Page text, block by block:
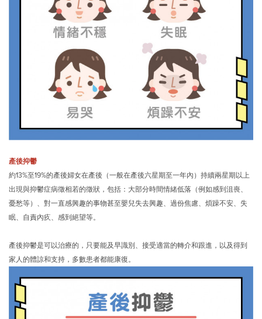
產後抑鬱
約13%至19%的產後婦女在產後（一般在產後六星期至一年內）持續兩星期以上
出現與抑鬱症病徵相若的徵狀，包括：大部分時間情緒低落（例如感到沮喪、
憂愁等）、對一直感興趣的事物甚至嬰兒失去興趣、過份焦慮、煩躁不安、失
眠、自責內疚、感到絕望等。
產後抑鬱是可以治療的，只要能及早識別、接受適當的轉介和跟進，以及得到
家人的體諒和支持，多數患者都能康復。